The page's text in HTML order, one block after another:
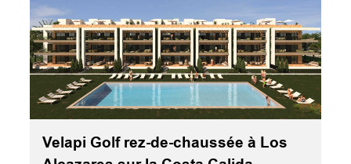
Velapi Golf rez-de-chaussée à Los